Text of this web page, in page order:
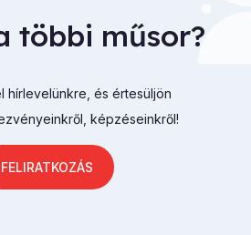
többi műsor?
hírlevelünkre, és értesüljön
képzéseinkről!
FELIRATKOZÁS